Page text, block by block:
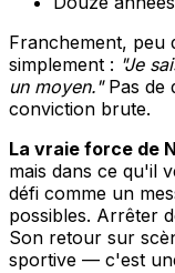
Franchement, peu
simplement : "Je
un moyen."Pas de
conviction brute.
La vraie force de
mais dans ce qu'il
défi comme un
possibles. Arrêter
Son retour sur
sportive — c'est